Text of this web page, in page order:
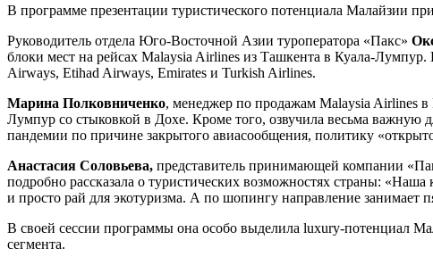
В программе презентации туристического потенциала Малайзии
Руководитель отдела Юго-Восточной Азии туроператора «Пакс»
блоки мест на рейсах Malaysia Airlines из Ташкента в Куала-
Airways, Etihad Airways, Emirates и Turkish Airlines.
Марина Полковниченко, менеджер по продажам Malaysia Airlines в
Лумпур со стыковкой в Дохе. Кроме того, озвучила весьма важную
пандемии по причине закрытого авиасообщения, политику
Анастасия Соловьева, представитель принимающей компании
подробно рассказала о туристических возможностях страны:
и просто рай для экотуризма. А по шопингу направление занимает
В своей сессии программы она особо выделила luxury-потенциал
сегмента.